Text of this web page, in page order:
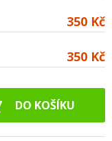
350 Kč
350 Kč